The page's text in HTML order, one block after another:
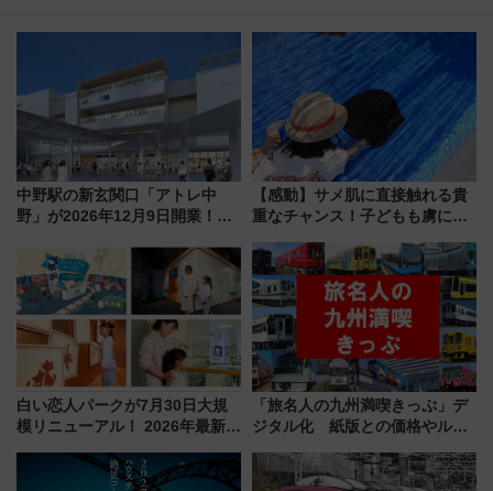
中野駅の新玄関口「アトレ中
野」が2026年12月9日開業！新
注目スポット
【感動】サメ肌に直接触れる貴
重なチャンス！子どもも虜にな
メのタッチングプール」【夏休
み限定企画】
白い恋人パークが7月30日大規
模リニューアル！ 2026年最新の
と料金・アクセスを徹底解説
「旅名人の九州満喫きっぷ」デ
ジタル化 紙版との価格やルー